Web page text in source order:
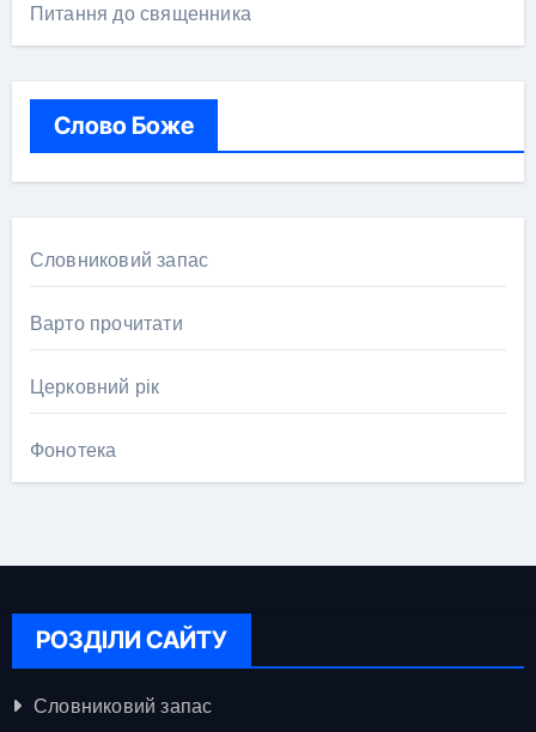
Питання до священника
Слово Боже
Словниковий запас
Варто прочитати
Церковний рік
Фонотека
РОЗДІЛИ САЙТУ
Словниковий запас